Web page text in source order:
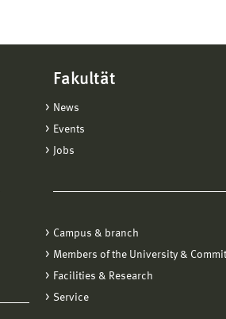
Fakultät
News
Events
Jobs
Campus & branch
Members of the University &
Facilities & Research
Service